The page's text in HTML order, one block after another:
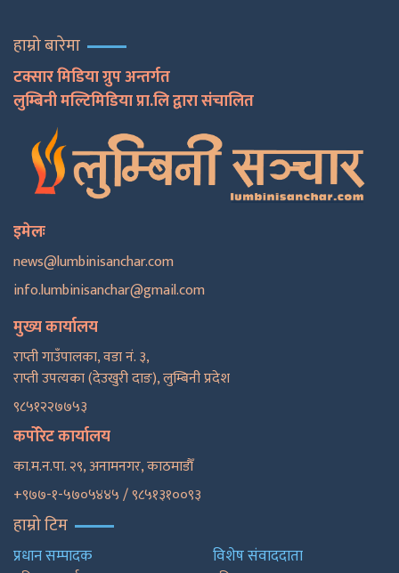
हाम्रो बारेमा
टक्सार मिडिया ग्रुप अन्तर्गत
लुम्बिनी मल्टिमिडिया प्रा.लि द्वारा संचालित
इमेलः
news@lumbinisanchar.com
info.lumbinisanchar@gmail.com
मुख्य कार्यालय
राप्ती गाउँपालका, वडा नं. ३,
राप्ती उपत्यका (देउखुरी दाङ), लुम्बिनी प्रदेश
९८५१२२७७५३
कर्पोरेट कार्यालय
का.म.न.पा. २९, अनामनगर, काठमाडाैँ
+९७७-१-५७०५४४५ / ९८५१३१००९३
हाम्रो टिम
प्रधान सम्पादक विशेष संवाददाता